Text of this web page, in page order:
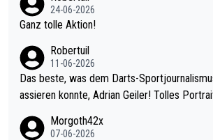
mal 40+ erst recht. Da gewinnst keinen Blumentopf - ist ja noc
h krasser wie ein Pokalspiel eines Kreisligisten vs einem Bund
24-06-2026
Ganz tolle Aktion!
Robertuil
11-06-2026
Das beste, was dem Darts-
assieren konnte, Adrian Geiler! Tolles
Morgoth42x
07-06-2026